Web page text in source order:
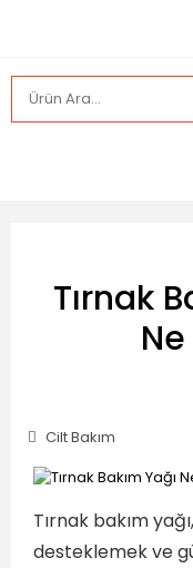
Tırnak
Cilt Bakım
Tırnak bakım
desteklemek ve